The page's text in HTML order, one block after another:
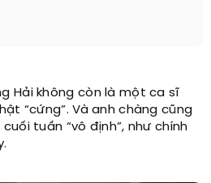
Hải không còn là một ca sĩ
“cứng”. Và anh chàng cũng
tuần “vô định”, như chính